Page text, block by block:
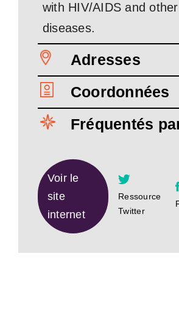
with HIV/AIDS and
diseases.
Adresses
Coordonnées
Fréquentés
Voir le
site
internet
Ressource
Twitter